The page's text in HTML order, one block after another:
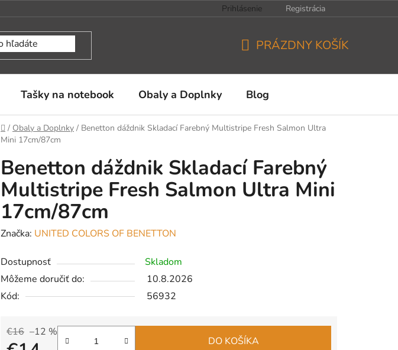
Prihlásenie Registrácia
KOŠÍK
PRÁZDNY KOŠÍK
Tašky na notebook Obaly a Doplnky Blog
Domov
/ Obaly a Doplnky / Benetton dáždnik Skladací Farebný Multistripe Fresh Salmon Ultra
Mini 17cm/87cm
Benetton dáždnik Skladací Farebný
Multistripe Fresh Salmon Ultra Mini
17cm/87cm
Značka: UNITED COLORS OF BENETTON
Dostupnosť
Skladom
Môžeme doručiť do:
10.8.2026
Kód:
56932
€16 –12 %
DO KOŠÍKA